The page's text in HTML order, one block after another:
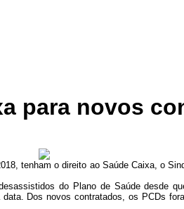
para novos
tenham o direito ao Saúde Caixa, o
do Plano de Saúde desde
Dos novos contratados, os PCDs